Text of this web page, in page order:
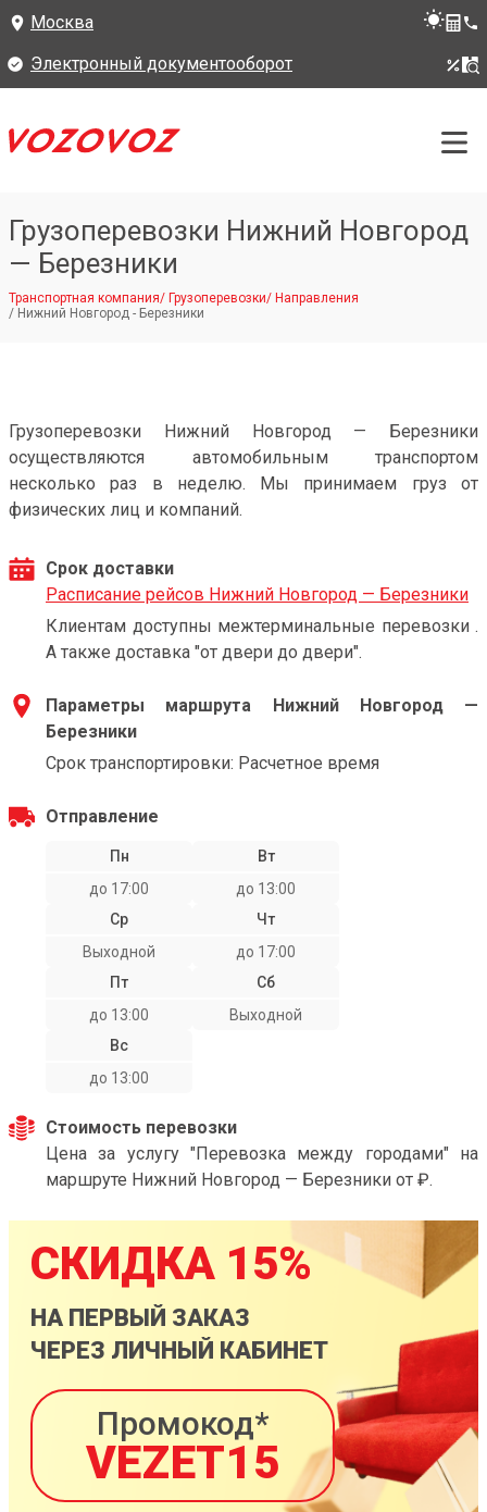
Москва
Электронный документооборот
Грузоперевозки Нижний Новгород
— Березники
Транспортная компания/ Грузоперевозки/ Направления
/ Нижний Новгород - Березники
Грузоперевозки Нижний Новгород — Березники
осуществляются автомобильным транспортом
несколько раз в неделю. Мы принимаем груз от
физических лиц и компаний.
Срок доставки
Расписание рейсов Нижний Новгород — Березники
Клиентам доступны межтерминальные перевозки .
А также доставка "от двери до двери".
Параметры маршрута Нижний Новгород —
Березники
Срок транспортировки: Расчетное время
Отправление
Пн
до 17:00
Вт
до 13:00
Ср
Выходной
Чт
до 17:00
Пт
до 13:00
Сб
Выходной
Вс
до 13:00
Стоимость перевозки
Цена за услугу "Перевозка между городами" на
маршруте Нижний Новгород — Березники от ₽.
СКИДКА 15%
НА ПЕРВЫЙ ЗАКАЗ
ЧЕРЕЗ ЛИЧНЫЙ КАБИНЕТ
Промокод*
VEZET15